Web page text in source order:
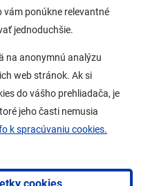
vám ponúkne relevantné
jednoduchšie.
na anonymnú analýzu
web stránok. Ak si
do vášho prehliadača, je
jeho časti nemusia
k spracúvaniu cookies.